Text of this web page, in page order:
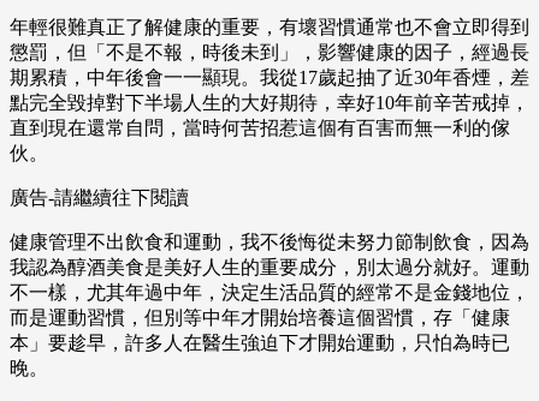
年輕很難真正了解健康的重要，有壞習慣通常也不會立即得到
懲罰，但「不是不報，時後未到」，影響健康的因子，經過長
期累積，中年後會一一顯現。我從17歲起抽了近30年香煙，差
點完全毀掉對下半場人生的大好期待，幸好10年前辛苦戒掉，
直到現在還常自問，當時何苦招惹這個有百害而無一利的傢
伙。
廣告-請繼續往下閱讀
健康管理不出飲食和運動，我不後悔從未努力節制飲食，因為
我認為醇酒美食是美好人生的重要成分，別太過分就好。運動
不一樣，尤其年過中年，決定生活品質的經常不是金錢地位，
而是運動習慣，但別等中年才開始培養這個習慣，存「健康
本」要趁早，許多人在醫生強迫下才開始運動，只怕為時已
晚。